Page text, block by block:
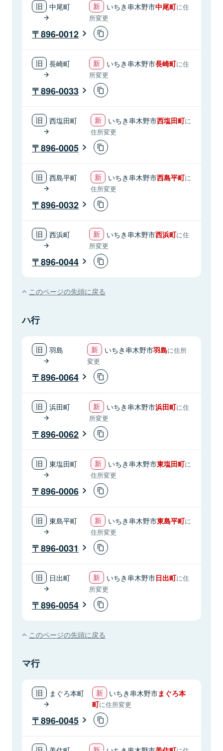
中尾町 いちき串木野市中尾町に住
所変更
896-0012
長崎町 いちき串木野市長崎町に住
所変更
896-0033
西塩田町 いちき串木野市西塩田町に
住所変更
896-0005
西島平町 いちき串木野市西島平町に
住所変更
896-0032
西浜町 いちき串木野市西浜町に住
所変更
896-0044
このページの先頭に戻る
ハ行
羽島 いちき串木野市羽島に住所
変更
896-0064
浜田町 いちき串木野市浜田町に住
所変更
896-0062
東塩田町 いちき串木野市東塩田町に
住所変更
896-0006
東島平町 いちき串木野市東島平町に
住所変更
896-0031
日出町 いちき串木野市日出町に住
所変更
896-0054
このページの先頭に戻る
マ行
まぐろ本町 いちき串木野市まぐろ本
町に住所変更
896-0045